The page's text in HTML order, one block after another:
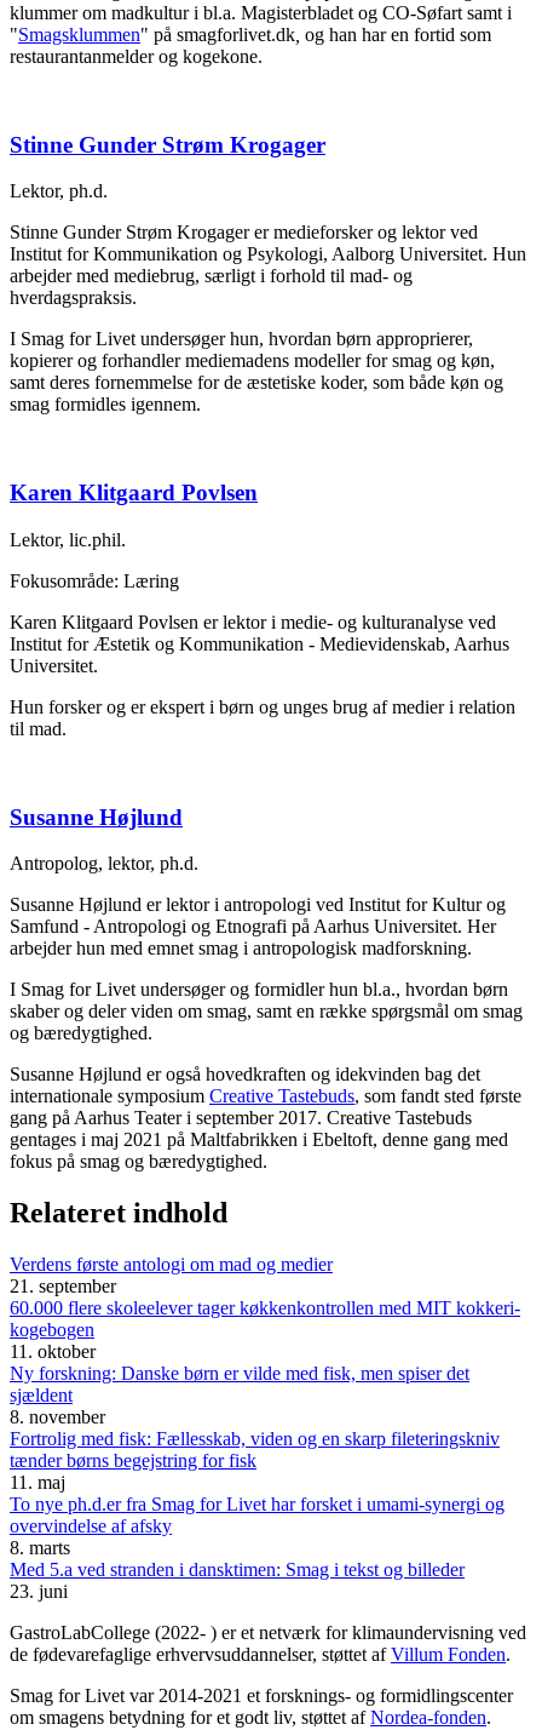
klummer om madkultur i bl.a. Magisterbladet og CO-Søfart samt i
"Smagsklummen" på smagforlivet.dk og han har en fortid som
restaurantanmelder og kogekone.
Stinne Gunder Strøm Krogager
Lektor, ph.d.
Stinne Gunder Strøm Krogager er medieforsker og lektor ved
Institut for Kommunikation og Psykologi, Aalborg Universitet. Hun
arbejder med mediebrug, særligt i forhold til mad- og
hverdagspraksis.
I Smag for Livet undersøger hun, hvordan børn approprierer,
kopierer og forhandler mediemadens modeller for smag og køn,
samt deres fornemmelse for de æstetiske koder, som både køn og
smag formidles igennem.
Karen Klitgaard Povlsen
Lektor, lic.phil.
Fokusområde: Læring
Karen Klitgaard Povlsen er lektor i medie- og kulturanalyse ved
Institut for Æstetik og Kommunikation - Medievidenskab, Aarhus
Universitet.
Hun forsker og er ekspert i børn og unges brug af medier i relation
til mad.
Susanne Højlund
Antropolog, lektor, ph.d.
Susanne Højlund er lektor i antropologi ved Institut for Kultur og
Samfund - Antropologi og Etnografi på Aarhus Universitet. Her
arbejder hun med emnet smag i antropologisk madforskning.
I Smag for Livet undersøger og formidler hun bl.a., hvordan børn
skaber og deler viden om smag, samt en række spørgsmål om smag
og bæredygtighed.
Susanne Højlund er også hovedkraften og idekvinden bag det
internationale symposium Creative Tastebuds, som fandt sted første
gang på Aarhus Teater i september 2017. Creative Tastebuds
gentages i maj 2021 på Maltfabrikken i Ebeltoft, denne gang med
fokus på smag og bæredygtighed.
Relateret indhold
Verdens første antologi om mad og medier
21. september
60.000 flere skoleelever tager køkkenkontrollen med MIT kokkeri-
kogebogen
11. oktober
Ny forskning: Danske børn er vilde med fisk, men spiser det
sjældent
8. november
Fortrolig med fisk: Fællesskab, viden og en skarp fileteringskniv
tænder børns begejstring for fisk
11. maj
To nye ph.d.er fra Smag for Livet har forsket i umami-synergi og
overvindelse af afsky
8. marts
Med 5.a ved stranden i dansktimen: Smag i tekst og billeder
23. juni
GastroLabCollege (2022- ) er et netværk for klimaundervisning ved
de fødevarefaglige erhvervsuddannelser, støttet afVillum Fonden.
Smag for Livet var 2014-2021 et forsknings- og formidlingscenter
om smagens betydning for et godt liv, støttet afNordea-fonden.